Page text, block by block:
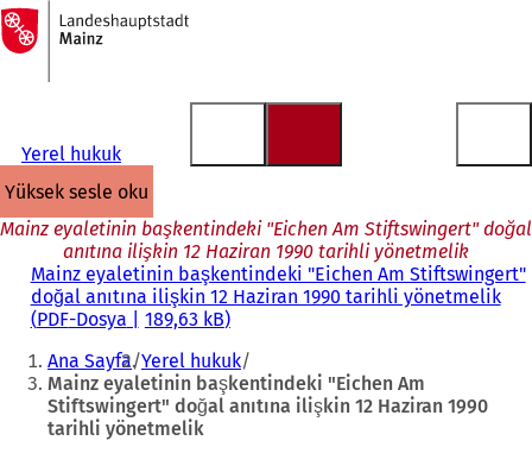
İçeriğe atla
Ana
sayfaya
Yerel hukuk
yüksek sesle oku
Mainz eyaletinin başkentindeki "Eichen Am Stiftswingert" doğal
anıtına ilişkin 12 Haziran 1990 tarihli yönetmelik
Mainz eyaletinin başkentindeki "Eichen Am Stiftswingert"
doğal anıtına ilişkin 12 Haziran 1990 tarihli yönetmelik
PDF-Dosya 189,63 kB
Buradasınız:
Ana Sayfa Yerel hukuk
Mainz eyaletinin başkentindeki "Eichen Am
Stiftswingert" doğal anıtına ilişkin 12 Haziran 1990
tarihli yönetmelik